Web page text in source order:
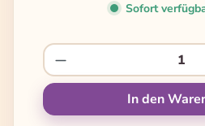
Sofort
Produkt Anzahl:
In den